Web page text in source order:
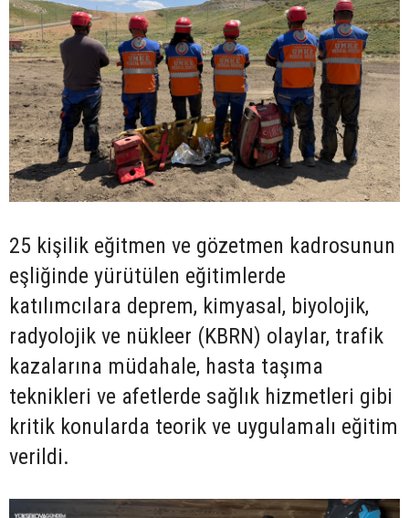
25 kişilik eğitmen ve gözetmen kadrosunun
eşliğinde yürütülen eğitimlerde
katılımcılara deprem, kimyasal, biyolojik,
radyolojik ve nükleer (KBRN) olaylar, trafik
kazalarına müdahale, hasta taşıma
teknikleri ve afetlerde sağlık hizmetleri gibi
kritik konularda teorik ve uygulamalı eğitim
verildi.